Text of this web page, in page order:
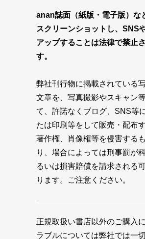
anan誌面（紙版・電子版）な
スクリーンショットし、SNS
アップすることは法律で禁止
す。
弊社刊行物に掲載されている
文章を、写真撮影やスキャン
て、許諾なくブログ、SNS等
たは印刷等をして販売・配布
著作権、肖像権等を侵害する
り、場合によっては刑事罰が
るいは損害賠償を請求される
ります。ご注意ください。
正規取扱い書店以外のご購入
ラブルについては弊社では一